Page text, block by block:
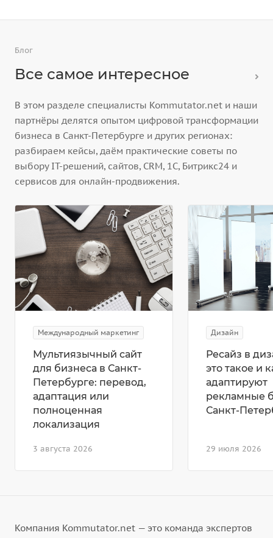
Блог
Все самое интересное
В этом разделе специалисты Kommutator.net и наши
партнёры делятся опытом цифровой трансформации
бизнеса в Санкт-Петербурге и других регионах:
разбираем кейсы, даём практические советы по
выбору IT-решений, сайтов, CRM, 1С, Битрикс24 и
сервисов для онлайн-продвижения.
Международный маркетинг
3 августа 2026
Мультиязычный сайт
для бизнеса в Санкт-
Петербурге: перевод,
адаптация или
полноценная
локализация
Дизайн
29 июля 2026
Ресайз в
это такое и
адаптируют
рекламные
Санкт-
Компания Kommutator.net — это команда экспертов